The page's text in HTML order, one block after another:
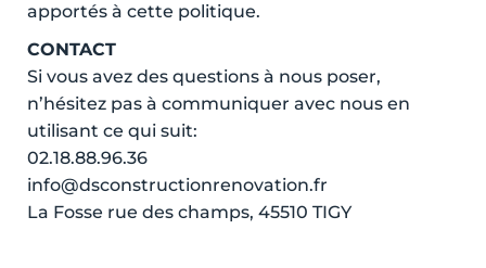
apportés à cette politique.
CONTACT
Si vous avez des questions à nous poser,
n’hésitez pas à communiquer avec nous en
utilisant ce qui suit:
02.18.88.96.36
info@dsconstructionrenovation.fr
La Fosse rue des champs, 45510 TIGY